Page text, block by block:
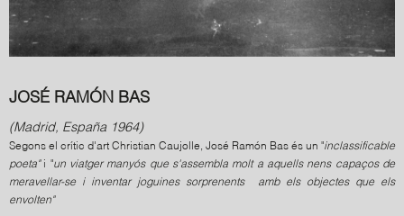
JOSÉ RAMÓN BAS
(Madrid, España 1964)
Segons el crític d'art Christian Caujolle, José Ramón Bas és un " inclassificable
poeta"i "un viatger manyós que s'assembla molt a aquells nens capaços de
meravellar-se i inventar joguines sorprenents amb els objectes que els
envolten"